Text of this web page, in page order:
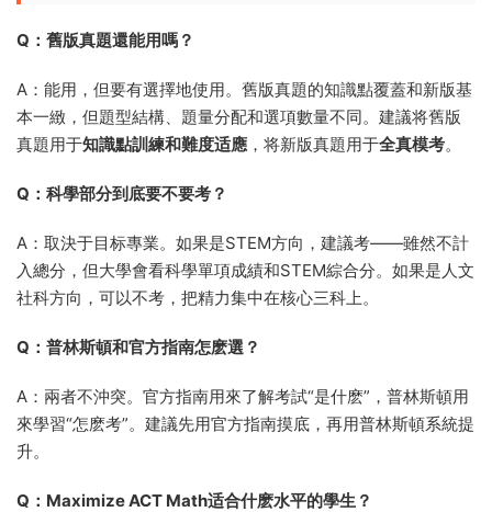
Q：舊版真題還能用嗎？
A：能用，但要有選擇地使用。舊版真題的知識點覆蓋和新版基
本一緻，但題型結構、題量分配和選項數量不同。建議将舊版
真題用于知識點訓練和難度适應 ，将新版真題用于全真模考。
Q：科學部分到底要不要考？
A：取決于目标專業。如果是STEM方向，建議考——雖然不計
入總分，但大學會看科學單項成績和STEM綜合分。如果是人文
社科方向，可以不考，把精力集中在核心三科上。
Q：普林斯頓和官方指南怎麽選？
A：兩者不沖突。官方指南用來了解考試“是什麽”，普林斯頓用
來學習“怎麽考”。建議先用官方指南摸底，再用普林斯頓系統提
升。
Q：Maximize ACT Math适合什麽水平的學生？